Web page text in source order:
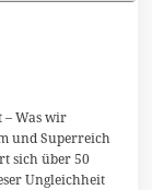
– Was wir
und Superreich
sich über 50
Ungleichheit